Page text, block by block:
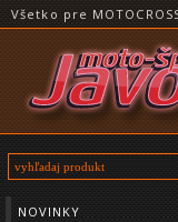
Všetko pre
NOVINKY